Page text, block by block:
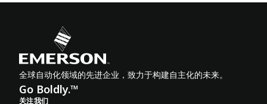
全球自动化领域的先进企业，致力于构建自主化的未来。
Go Boldly.™
关注我们